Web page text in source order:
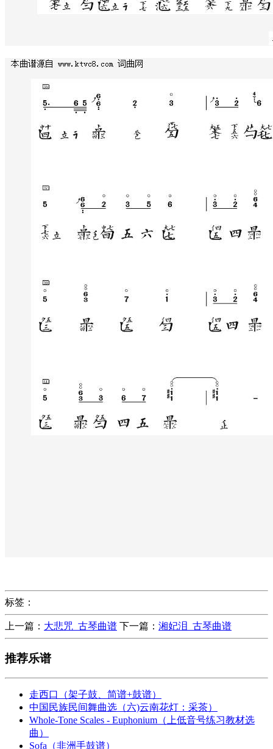
标签：
上一篇： 大悲咒_古琴曲谱 下一篇： 湘妃泪_古琴曲谱
推荐乐谱
走西口（架子鼓、简谱+鼓谱）
中国民族民间舞曲选（六)云南花灯：采茶）
Whole-Tone Scales - Euphonium（上低音号练习教材选
曲）
Sofa（非洲手鼓谱）